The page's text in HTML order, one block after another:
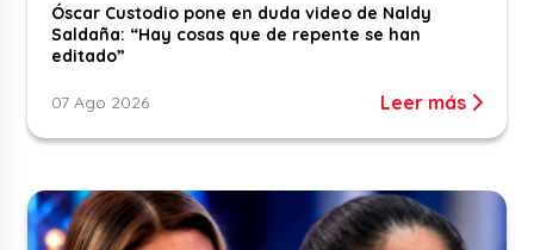
Óscar Custodio pone en duda video de Naldy
Saldaña: “Hay cosas que de repente se han
editado”
07 Ago 2026 Leer más